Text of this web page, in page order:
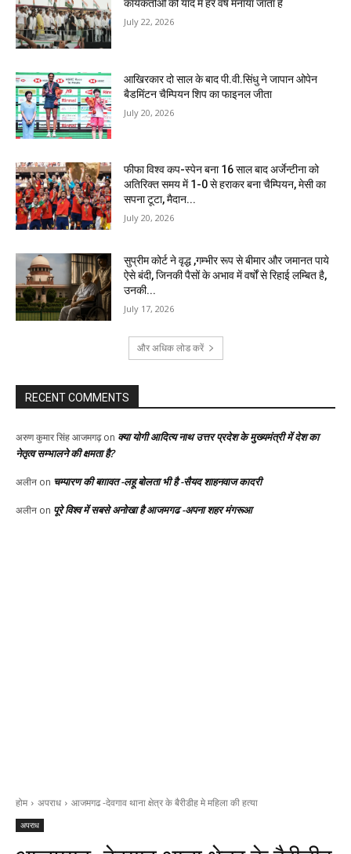
कार्यकर्तोओं की याद में हर वर्ष मनाया जाता है
July 22, 2026
आखिरकार दो साल के बाद पी.वी.सिंधु ने जापान ओपेन
बैडमिंटन चैम्पियन शिप का फाइनल जीता
July 20, 2026
फीफा विश्व कप-स्पेन बना 16 साल बाद अर्जेन्टीना को
अतिरिक्त समय में 1-0 से हराकर बना चैम्पियन, मेसी का
सपना टूटा, मैदान...
July 20, 2026
सुप्रीम कोर्ट ने वृद्ध ,गम्भीर रूप से बीमार और जमानत पाये
ऐसे बंदी, जिनकी पैसों के अभाव में वर्षों से रिहाई लम्बित है,
उनकी...
July 17, 2026
और अधिक लोड करें
RECENT COMMENTS
अरुण कुमार सिंह आजमगढ़on क्या योगी आदित्य नाथ उत्तर प्रदेश के मुख्यमंत्री में देश का
नेतृत्व सम्भालने की क्षमता है?
अलीन on चम्पारण की बग़ावत -लहू बोलता भी है -सैयद शाहनवाज कादरी
अलीन on पूरे विश्व में सबसे अनोखा है आजमगढ -अपना शहर मंगरूआ